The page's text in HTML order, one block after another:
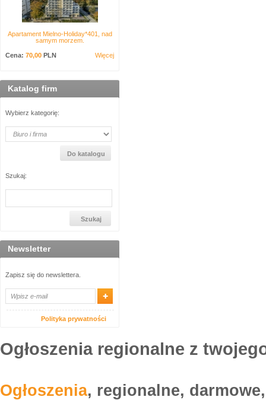
Apartament Mielno-Holiday*401, nad
samym morzem.
Cena: 70,00 PLN Więcej
Katalog firm
Wybierz kategorię:
Szukaj:
Newsletter
Zapisz się do newslettera.
Polityka prywatności
Ogłoszenia regionalne z
Ogłoszenia, regionalne,